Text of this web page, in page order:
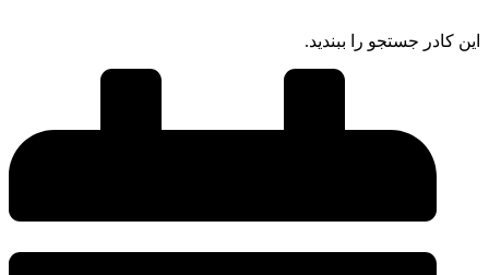
جستجو را ببندید.